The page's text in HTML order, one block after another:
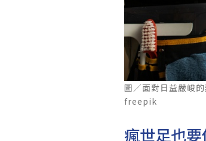
圖／面對日益嚴峻
freepik
瘋世足也